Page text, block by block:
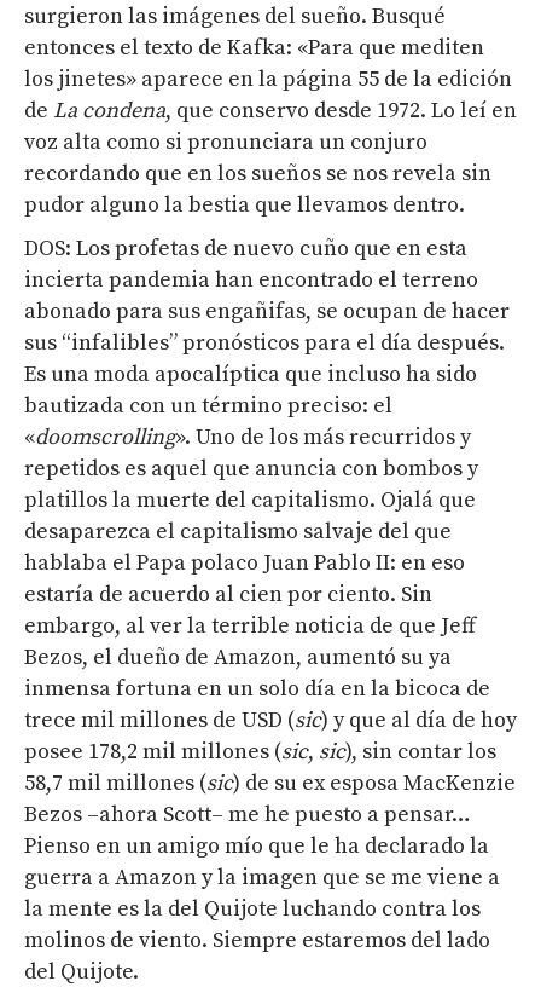
surgieron las imágenes del sueño. Busqué
entonces el texto de Kafka: «Para que mediten
los jinetes» aparece en la página 55 de la edición
de La condena, que conservo desde 1972. Lo leí en
voz alta como si pronunciara un conjuro
recordando que en los sueños se nos revela sin
pudor alguno la bestia que llevamos dentro.
DOS: Los profetas de nuevo cuño que en esta
incierta pandemia han encontrado el terreno
abonado para sus engañifas, se ocupan de hacer
sus “infalibles” pronósticos para el día después.
Es una moda apocalíptica que incluso ha sido
bautizada con un término preciso: el
«doomscrolling». Uno de los más recurridos y
repetidos es aquel que anuncia con bombos y
platillos la muerte del capitalismo. Ojalá que
desaparezca el capitalismo salvaje del que
hablaba el Papa polaco Juan Pablo II: en eso
estaría de acuerdo al cien por ciento. Sin
embargo, al ver la terrible noticia de que Jeff
Bezos, el dueño de Amazon, aumentó su ya
inmensa fortuna en un solo día en la bicoca de
trece mil millones de USD (sic) y que al día de hoy
posee 178,2 mil millones (sic, sic), sin contar los
58,7 mil millones (sic) de su ex esposa MacKenzie
Bezos –ahora Scott– me he puesto a pensar…
Pienso en un amigo mío que le ha declarado la
guerra a Amazon y la imagen que se me viene a
la mente es la del Quijote luchando contra los
molinos de viento. Siempre estaremos del lado
del Quijote.